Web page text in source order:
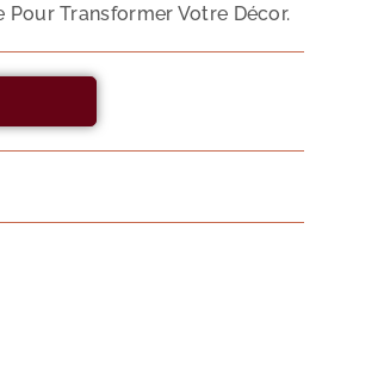
Transformer Votre Décor.